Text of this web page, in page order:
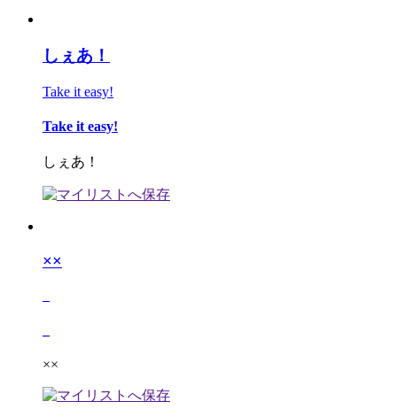
しぇあ！
Take it easy!
Take it easy!
しぇあ！
××
××